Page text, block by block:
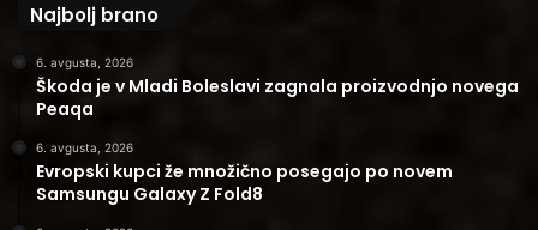
Najbolj brano
6. avgusta, 2026
Škoda je v Mladi Boleslavi zagnala proizvodnjo novega
Peaqa
6. avgusta, 2026
Evropski kupci že množično posegajo po novem
Samsungu Galaxy Z Fold8